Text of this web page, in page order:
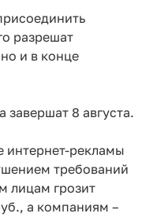
разрешат
и в конце
8 августа.
интернет-рекламы
требований
лицам грозит
а компаниям –